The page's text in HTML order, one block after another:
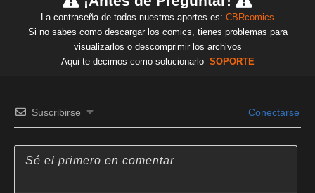
La contraseña de todos nuestros aportes es: CBRcomics
Si no sabes como descargar los comics, tienes problemas para
visualizarlos o descomprimir los archivos
Aqui te decimos como solucionarlo SOPORTE
Suscribirse Conectarse